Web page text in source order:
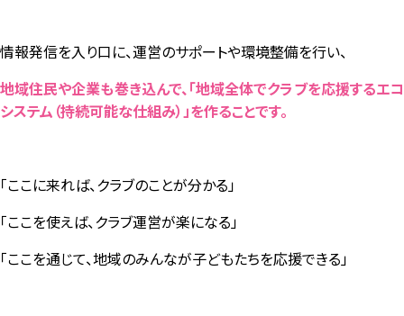
情報発信を入り口に、運営のサポートや環境整備を行い、
地域住民や企業も巻き込んで、「地域全体でクラブを応援するエコ
システム（持続可能な仕組み）」を作ることです。
「ここに来れば、クラブのことが分かる」
「ここを使えば、クラブ運営が楽になる」
「ここを通じて、地域のみんなが子どもたちを応援できる」